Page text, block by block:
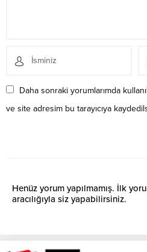
Daha sonraki yorumlarımda
ve site adresim bu tarayıcıya
Henüz yorum yapılmamış. İlk
aracılığıyla siz yapabilirsiniz.